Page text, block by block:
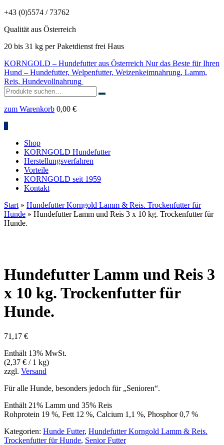
+43 (0)5574 / 73762
Qualität aus Österreich
20 bis 31 kg per Paketdienst frei Haus
KORNGOLD – Hundefutter aus Österreich Nur das Beste für Ihren
Hund – Hundefutter, Welpenfutter, Weizenkeimnahrung, Lamm,
Reis, Hundevollnahrung
Suchen
nach:
zum Warenkorb 0,00 €
0
Shop
KORNGOLD Hundefutter
Herstellungsverfahren
Vorteile
KORNGOLD seit 1959
Kontakt
Start » Hundefutter Korngold Lamm & Reis. Trockenfutter für
Hunde » Hundefutter Lamm und Reis 3 x 10 kg. Trockenfutter für
Hunde.
Hundefutter Lamm und Reis 3
x 10 kg. Trockenfutter für
Hunde.
71,17 €
Enthält 13% MwSt.
(2,37 € / 1 kg)
zzgl. Versand
Für alle Hunde, besonders jedoch für „Senioren“.
Enthält 21% Lamm und 35% Reis
Rohprotein 19 %, Fett 12 %, Calcium 1,1 %, Phosphor 0,7 %
Kategorien: Hunde Futter, Hundefutter Korngold Lamm & Reis.
Trockenfutter für Hunde, Senior Futter